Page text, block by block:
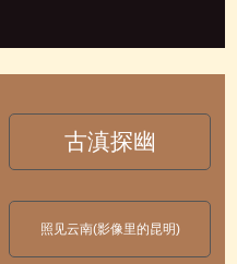
古滇探幽
照见云南(影像里的昆明)